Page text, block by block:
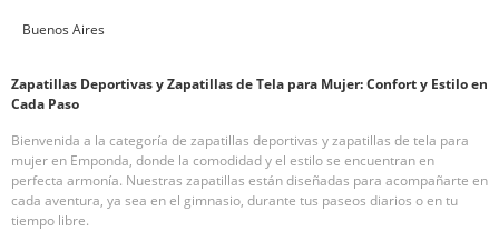
Buenos Aires
Zapatillas Deportivas y Zapatillas de Tela para Mujer: Confort y Estilo en
Cada Paso
Bienvenida a la categoría de zapatillas deportivas y zapatillas de tela para
mujer en Emponda, donde la comodidad y el estilo se encuentran en
perfecta armonía. Nuestras zapatillas están diseñadas para acompañarte en
cada aventura, ya sea en el gimnasio, durante tus paseos diarios o en tu
tiempo libre.